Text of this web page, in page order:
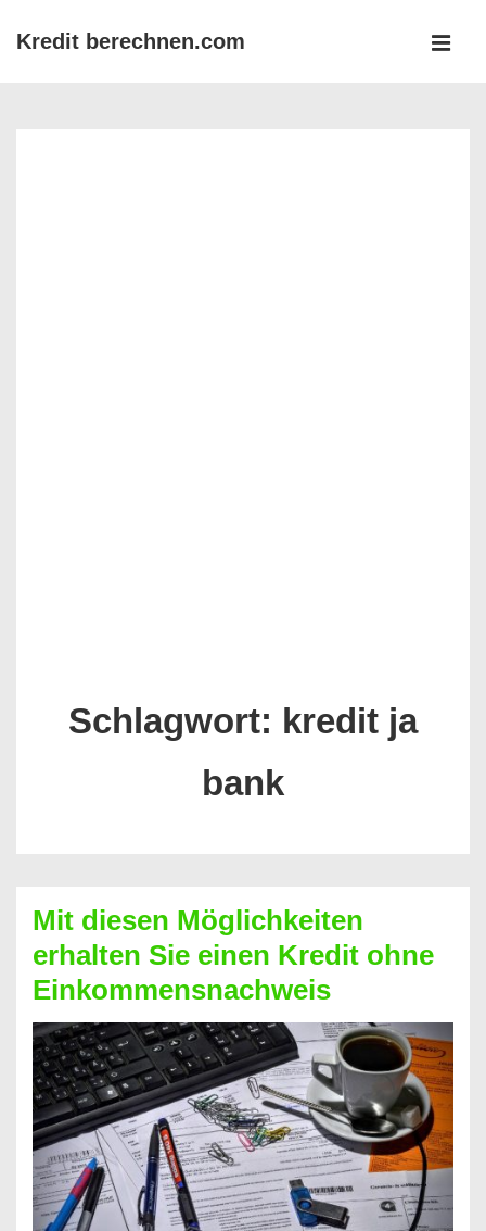
ZumKredit berechnen.com
Schlagwort: kredit ja
bank
Mit diesen Möglichkeiten
erhalten Sie einen Kredit ohne
Einkommensnachweis